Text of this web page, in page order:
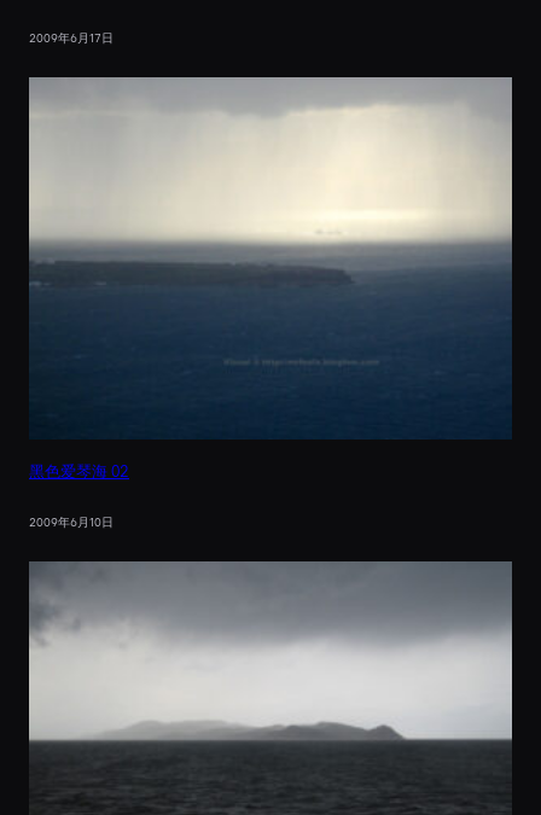
2009年6月17日
黑色爱琴海 02
2009年6月10日